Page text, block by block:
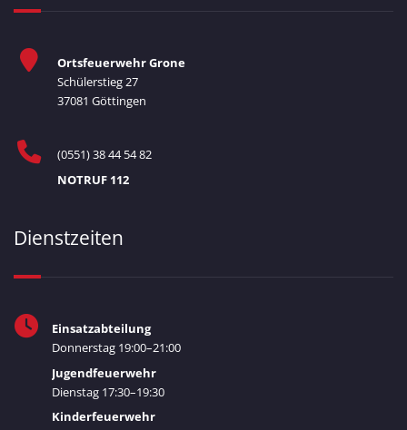
Ortsfeuerwehr Grone
Schülerstieg 27
37081 Göttingen
(0551) 38 44 54 82
NOTRUF 112
Dienstzeiten
Einsatzabteilung
Donnerstag 19:00–21:00
Jugendfeuerwehr
Dienstag 17:30–19:30
Kinderfeuerwehr